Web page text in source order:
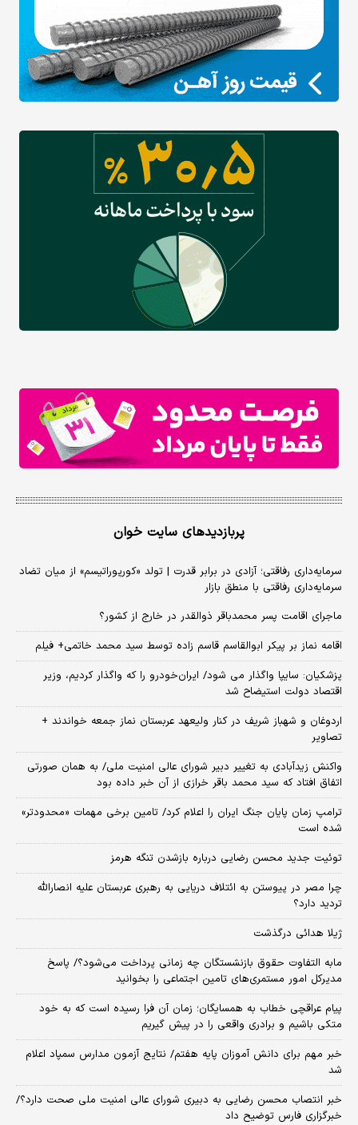
پربازدیدهای سایت خوان
سرمایه‌داری رفاقتی؛ آزادی در برابر قدرت | تولد «کورپوراتیسم» از میان تضاد
سرمایه‌داری رفاقتی با منطق بازار
ماجرای اقامت پسر محمدباقر ذوالقدر در خارج از کشور؟
اقامه نماز بر پیکر ابوالقاسم قاسم زاده توسط سید محمد خاتمی+ فیلم
پزشکیان: سایپا واگذار می شود/ ایران‌خودرو را که واگذار کردیم، وزیر
اقتصاد دولت استیضاح شد
اردوغان و شهباز شریف در کنار ولیعهد عربستان نماز جمعه خواندند +
تصاویر
واکنش زیدآبادی به تغییر دبیر شورای عالی امنیت ملی/ به همان صورتی
اتفاق افتاد که سید محمد باقر خرازی از آن خبر داده بود
ترامپ زمان پایان جنگ ایران را اعلام کرد/ تامین برخی مهمات «محدودتر»
شده است
توئیت جدید محسن رضایی درباره بازشدن تنگه هرمز
چرا مصر در پیوستن به ائتلاف دریایی به رهبری عربستان علیه انصارالله
تردید دارد؟
ژیلا هدائی درگذشت
مابه التفاوت حقوق بازنشستگان چه زمانی پرداخت می‌شود؟/ پاسخ
مدیرکل امور مستمری‌های تامین اجتماعی را بخوانید
پیام عراقچی خطاب به همسایگان؛ زمان آن فرا رسیده است که به خود
متکی باشیم و برادری واقعی را در پیش گیریم
خبر مهم برای دانش آموزان پایه هفتم/ نتایج آزمون مدارس سمپاد اعلام
شد
خبر انتصاب محسن رضایی به دبیری شورای عالی امنیت ملی صحت دارد؟/
خبرگزاری فارس توضیح داد